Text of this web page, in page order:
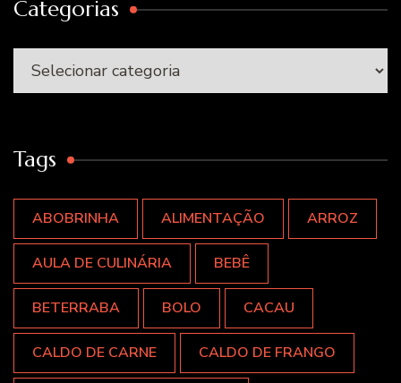
Categorias
Categorias
Tags
ABOBRINHA ALIMENTAÇÃO ARROZ
AULA DE CULINÁRIA BEBÊ
BETERRABA BOLO CACAU
CALDO DE CARNE CALDO DE FRANGO